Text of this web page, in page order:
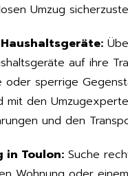
Umzug
auf ihre
oder sperrige
mit den
und den
in Toulon: Suche